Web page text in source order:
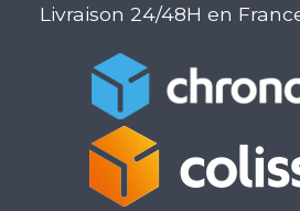
Livraison 24/48H en